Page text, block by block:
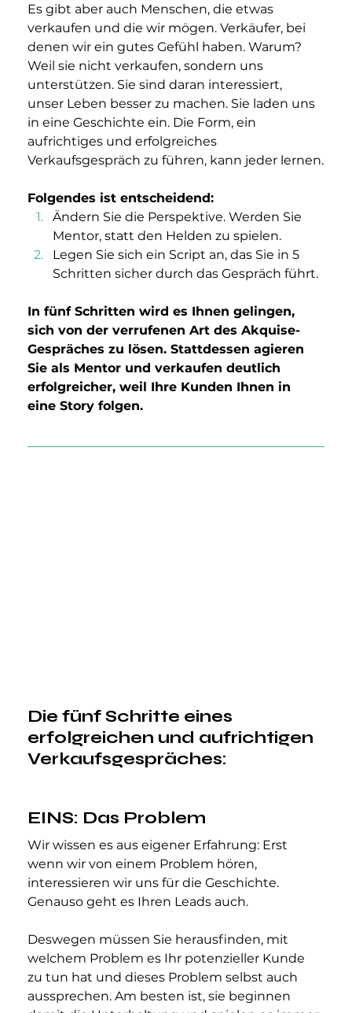
Es gibt aber auch Menschen, die etwas
verkaufen und die wir mögen. Verkäufer, bei
denen wir ein gutes Gefühl haben. Warum?
Weil sie nicht verkaufen, sondern uns
unterstützen. Sie sind daran interessiert,
unser Leben besser zu machen. Sie laden uns
in eine Geschichte ein. Die Form, ein
aufrichtiges und erfolgreiches
Verkaufsgespräch zu führen, kann jeder lernen.
Folgendes ist entscheidend:
Ändern Sie die Perspektive. Werden Sie
Mentor, statt den Helden zu spielen.
Legen Sie sich ein Script an, das Sie in 5
Schritten sicher durch das Gespräch führt.
In fünf Schritten wird es Ihnen gelingen,
sich von der verrufenen Art des Akquise-
Gespräches zu lösen. Stattdessen agieren
Sie als Mentor und verkaufen deutlich
erfolgreicher, weil Ihre Kunden Ihnen in
eine Story folgen.
Die fünf Schritte eines
erfolgreichen und aufrichtigen
Verkaufsgespräches:
EINS: Das Problem
Wir wissen es aus eigener Erfahrung: Erst
wenn wir von einem Problem hören,
interessieren wir uns für die Geschichte.
Genauso geht es Ihren Leads auch.
Deswegen müssen Sie herausfinden, mit
welchem Problem es Ihr potenzieller Kunde
zu tun hat und dieses Problem selbst auch
aussprechen. Am besten ist, sie beginnen